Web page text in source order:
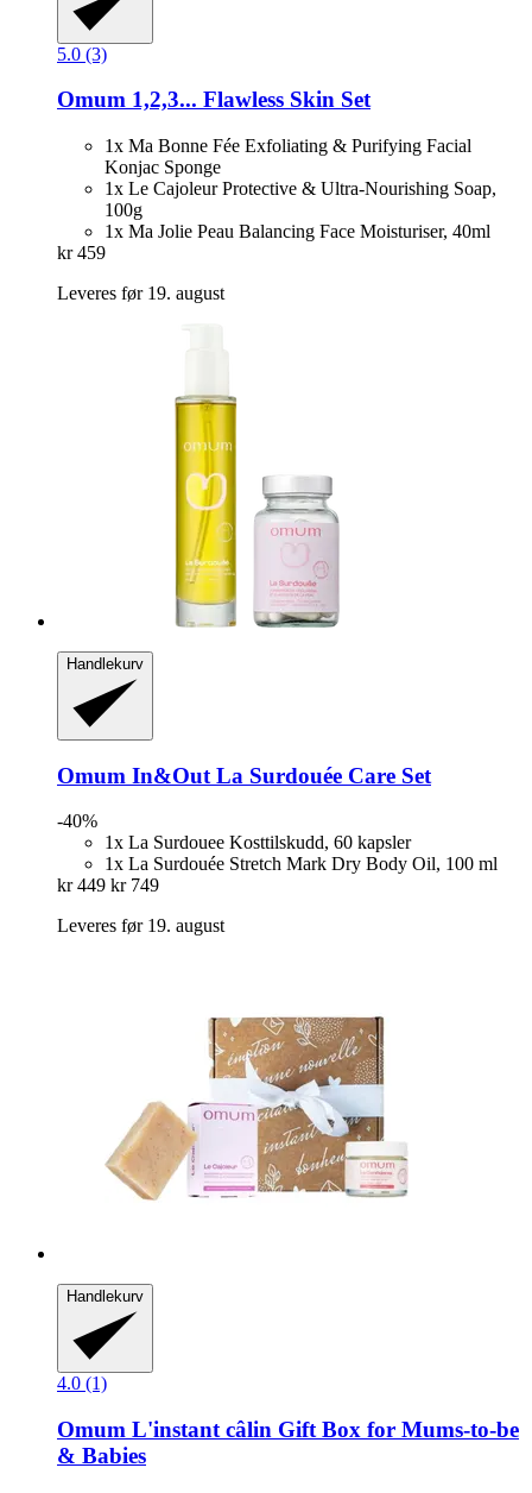
5.0 (3)
Omum 1,2,3... Flawless Skin Set
1x Ma Bonne Fée Exfoliating & Purifying Facial
Konjac Sponge
1x Le Cajoleur Protective & Ultra-Nourishing Soap,
100g
1x Ma Jolie Peau Balancing Face Moisturiser, 40ml
kr 459
Leveres før 19. august
Handlekurv
Omum In&Out La Surdouée Care Set
-40%
1x La Surdouee Kosttilskudd, 60 kapsler
1x La Surdouée Stretch Mark Dry Body Oil, 100 ml
kr 449 kr 749
Leveres før 19. august
Handlekurv
4.0 (1)
Omum L'instant câlin Gift Box for Mums-​to-​be
& Babies